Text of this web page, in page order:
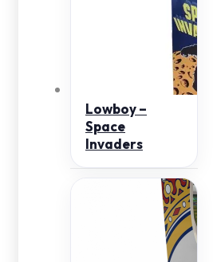
Lowboy –
Space
Invaders